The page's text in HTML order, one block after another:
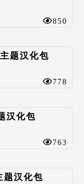
850
题汉化包
778
汉化包
763
汉化包